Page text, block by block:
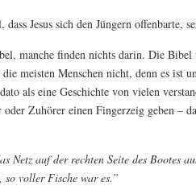
Jesus sich den Jüngern offenbarte,
manche finden nichts darin. Die
meisten Menschen nicht, denn es ist
als eine Geschichte von vielen
Zuhörer einen Fingerzeig geben –
Netz auf der rechten Seite des Bootes
so voller Fische war es.”